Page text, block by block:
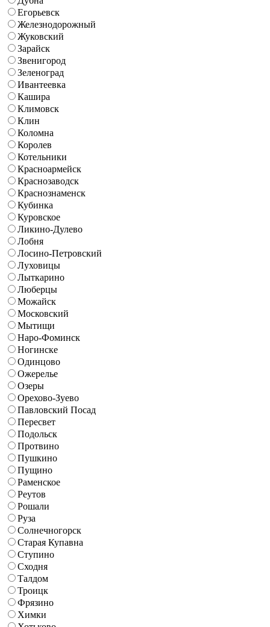
Егорьевск
Железнодорожный
Жуковский
Зарайск
Звенигород
Зеленоград
Ивантеевка
Кашира
Климовск
Клин
Коломна
Королев
Котельники
Красноармейск
Краснозаводск
Краснознаменск
Кубинка
Куровское
Ликино-Дулево
Лобня
Лосино-Петровский
Луховицы
Лыткарино
Люберцы
Можайск
Московский
Мытищи
Наро-Фоминск
Ногинске
Одинцово
Ожерелье
Озеры
Орехово-Зуево
Павловский Посад
Пересвет
Подольск
Протвино
Пушкино
Пущино
Раменское
Реутов
Рошали
Руза
Солнечногорск
Старая Купавна
Ступино
Сходня
Талдом
Троицк
Фрязино
Химки